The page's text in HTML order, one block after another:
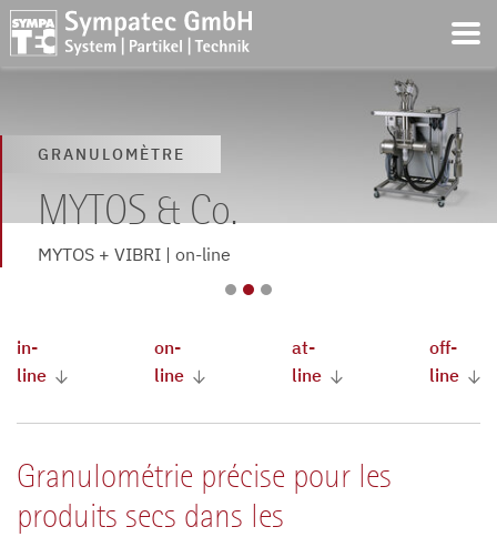
GRANULOMÈTRE
MYTOS & Co.
MYTOS + TWISTER | in-line
GRANULOMÈTRE
MYTOS & Co.
MYTOS + VIBRI | on-line
GRANULOMÈTRE
MYTOS & Co.
MYTOS + VIBRI | at-line
in-
line
on-
line
at-
line
off-
line
Granulométrie précise pour les
produits secs dans les